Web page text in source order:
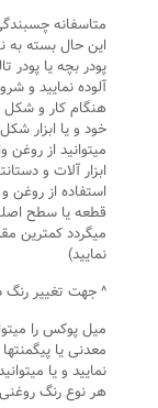
متاسفانه
این حال بسته به
پودر بچه یا پودر
آلوده نمایید و
هنگام کار و شکل
خود و یا ابزار
میتوانید از روغن
ابزار آلات و
استفاده از روغن
قطعه یا سطح
میگردد کمترین
نمایید)
^ جهت تغییر رنگ
میل پوکس را
معدنی یا
نمایید و یا
هر نوع رنگ